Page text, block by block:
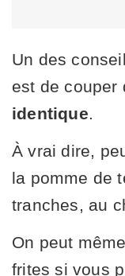
Un des
est de
identique.
À vrai dire,
la pomme de
tranches, au
On peut
frites si vous